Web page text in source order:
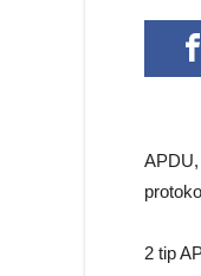
APDU,
2 tip